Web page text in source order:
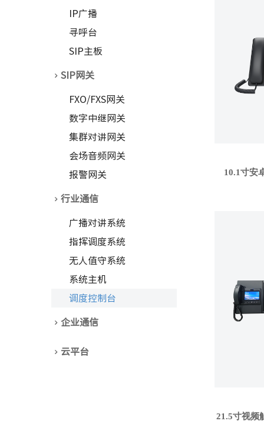
IP广播
寻呼台
SIP主板
SIP网关
FXO/FXS网关
数字中继网关
集群对讲网关
会场音频网关
报警网关
行业通信
广播对讲系统
指挥调度系统
无人值守系统
系统主机
调度控制台
企业通信
云平台
10.1寸安
21.5寸视频